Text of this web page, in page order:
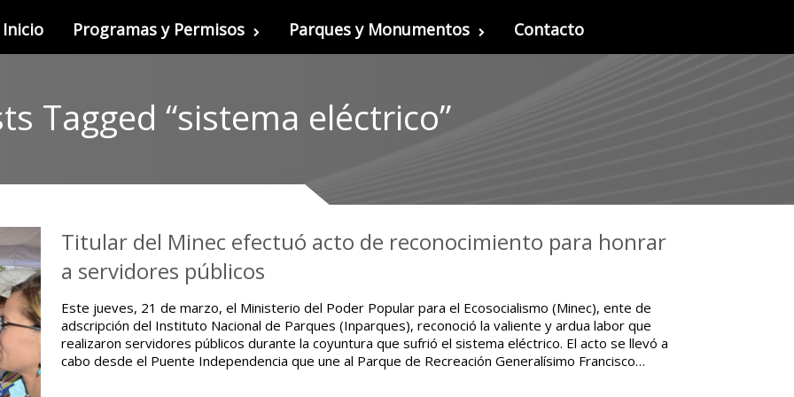
Inicio Programas y Permisos Parques y Monumentos Contacto
Tagged “sistema eléctrico”
Titular del Minec efectuó acto de reconocimiento para honrar
a servidores públicos
Este jueves, 21 de marzo, el Ministerio del Poder Popular para el Ecosocialismo (Minec), ente de
adscripción del Instituto Nacional de Parques (Inparques), reconoció la valiente y ardua labor que
realizaron servidores públicos durante la coyuntura que sufrió el sistema eléctrico. El acto se llevó a
cabo desde el Puente Independencia que une al Parque de Recreación Generalísimo Francisco…